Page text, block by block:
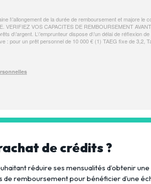
de crédits ?
réduire ses mensualités d’obtenir
remboursement pour bénéficier d’une